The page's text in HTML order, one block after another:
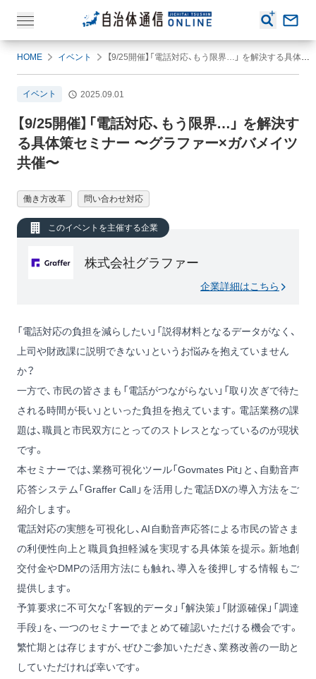
HOME イベント 【9/25開催】「電話対応、もう限界…」 を解決する具体策セミナー 〜グラファー×ガバメイツ共催〜
イベント 2025.09.01
【9/25開催】「電話対応、もう限界…」 を解決す
る具体策セミナー 〜グラファー×ガバメイツ
共催〜
働き方改革 問い合わせ対応
このイベントを主催する企業
株式会社グラファー
企業詳細はこちら
「電話対応の負担を減らしたい」「説得材料となるデータがなく、
上司や財政課に説明できない」というお悩みを抱えていません
か？
一方で、市民の皆さまも「電話がつながらない」「取り次ぎで待た
される時間が長い」といった負担を抱えています。電話業務の課
題は、職員と市民双方にとってのストレスとなっているのが現状
です。
本セミナーでは、業務可視化ツール「Govmates Pit」と、自動音声
応答システム「Graffer Call」を活用した電話DXの導入方法をご
紹介します。
電話対応の実態を可視化し、AI自動音声応答による市民の皆さま
の利便性向上と職員負担軽減を実現する具体策を提示。新地創
交付金やDMPの活用方法にも触れ、導入を後押しする情報もご
提供します。
予算要求に不可欠な「客観的データ」「解決策」「財源確保」「調達
手段」を、一つのセミナーでまとめて確認いただける機会です。
繁忙期とは存じますが、ぜひご参加いただき、業務改善の一助と
していただければ幸いです。